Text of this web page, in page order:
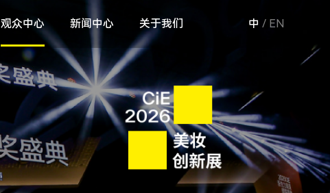
观众中心 新闻中心 关于我们 中 / EN